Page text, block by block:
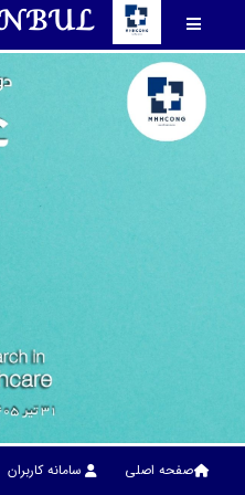
صفحه اصلی سامانه کاربران